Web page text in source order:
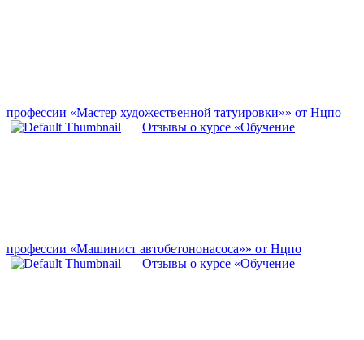
профессии «Мастер художественной татуировки»» от Нцпо
Отзывы о курсе «Обучение
профессии «Машинист автобетононасоса»» от Нцпо
Отзывы о курсе «Обучение